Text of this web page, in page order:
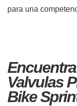
para una
Valvulas
Bike